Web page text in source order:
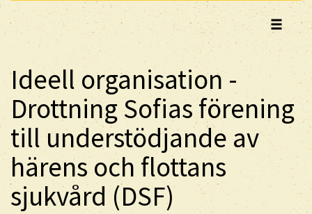
Ideell organisation -
Drottning Sofias förening
till understödjande av
härens och flottans
sjukvård (DSF)